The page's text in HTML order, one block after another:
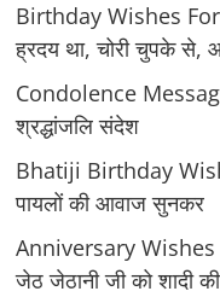
Birthday Wishes
ह्रदय था, चोरी चुपके से,
Condolence
श्रद्धांजलि संदेश
Bhatiji Birthday
पायलों की आवाज सुनकर
Anniversary Wishes
जेठ जेठानी जी को शादी